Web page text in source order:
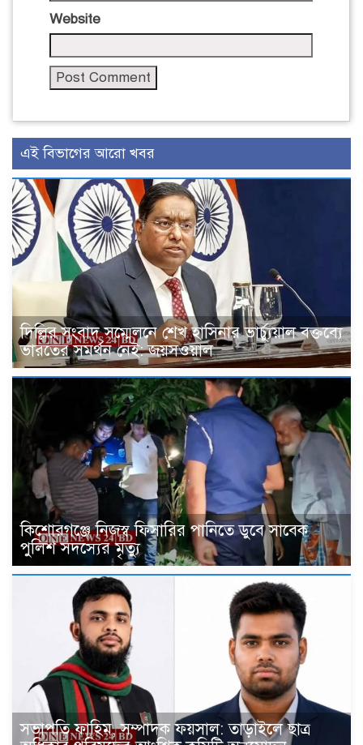
Website
এই বিভাগের আরো খবর
দিল্লির সংবাদ সম্মেলনে শেখ হাসিনার ভার্চ্যুয়াল বক্তব্যে
ভারতের সমর্থন নেই: জয়সওয়াল
কিশোরগঞ্জে নিজস্ব ফিসারির পানিতে ডুবে সাবেক
পুলিশ সদস্যের মৃত্যু
সভাপতি ফাহিম, সম্পাদক ফয়সাল: তাড়াইলে ছাত্র